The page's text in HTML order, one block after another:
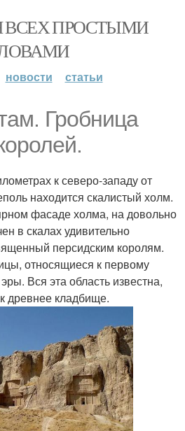
ВСЕХ ПРОСТЫМИ
новости статьи
Гробница
к северо-западу от
находится скалистый холм.
фасаде холма, на довольно
в скалах удивительно
персидским королям.
относящиеся к первому
Вся эта область известна,
древнее кладбище.